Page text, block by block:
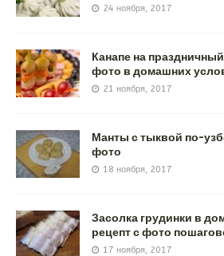
24 ноября, 2017
Канапе на
фото в домашних
21 ноября, 2017
Манты с тыквой по-
фото
18 ноября, 2017
Засолка грудинки в
рецепт с фото
17 ноября, 2017